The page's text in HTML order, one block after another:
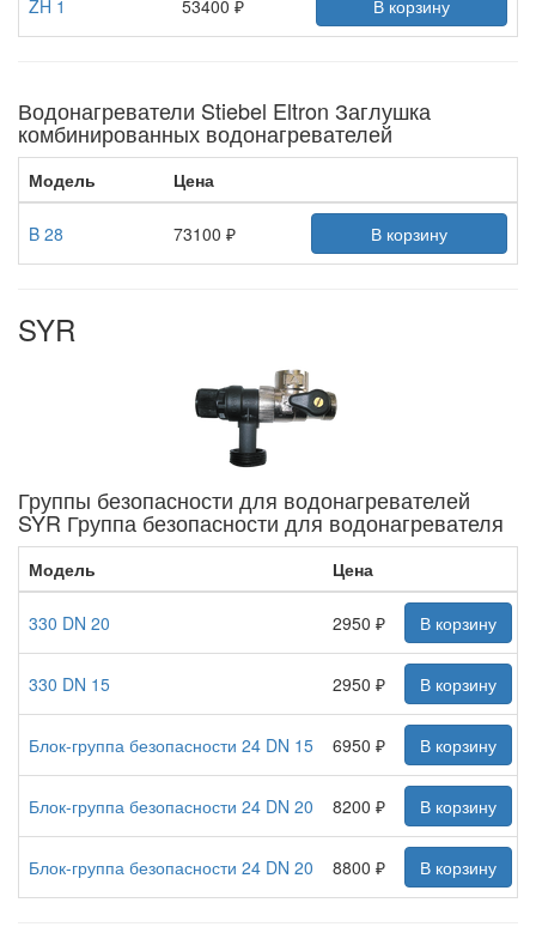
ZH 1 53400 ₽ В корзину
Водонагреватели Stiebel Eltron Заглушка
комбинированных водонагревателей
Модель Цена
B 28 73100 ₽ В корзину
SYR
Группы безопасности для водонагревателей
SYR Группа безопасности для водонагревателя
Модель Цена
330 DN 20 2950 ₽ В корзину
330 DN 15 2950 ₽ В корзину
Блок-группа безопасности 24 DN 15 6950 ₽ В корзину
Блок-группа безопасности 24 DN 20 8200 ₽ В корзину
Блок-группа безопасности 24 DN 20 8800 ₽ В корзину